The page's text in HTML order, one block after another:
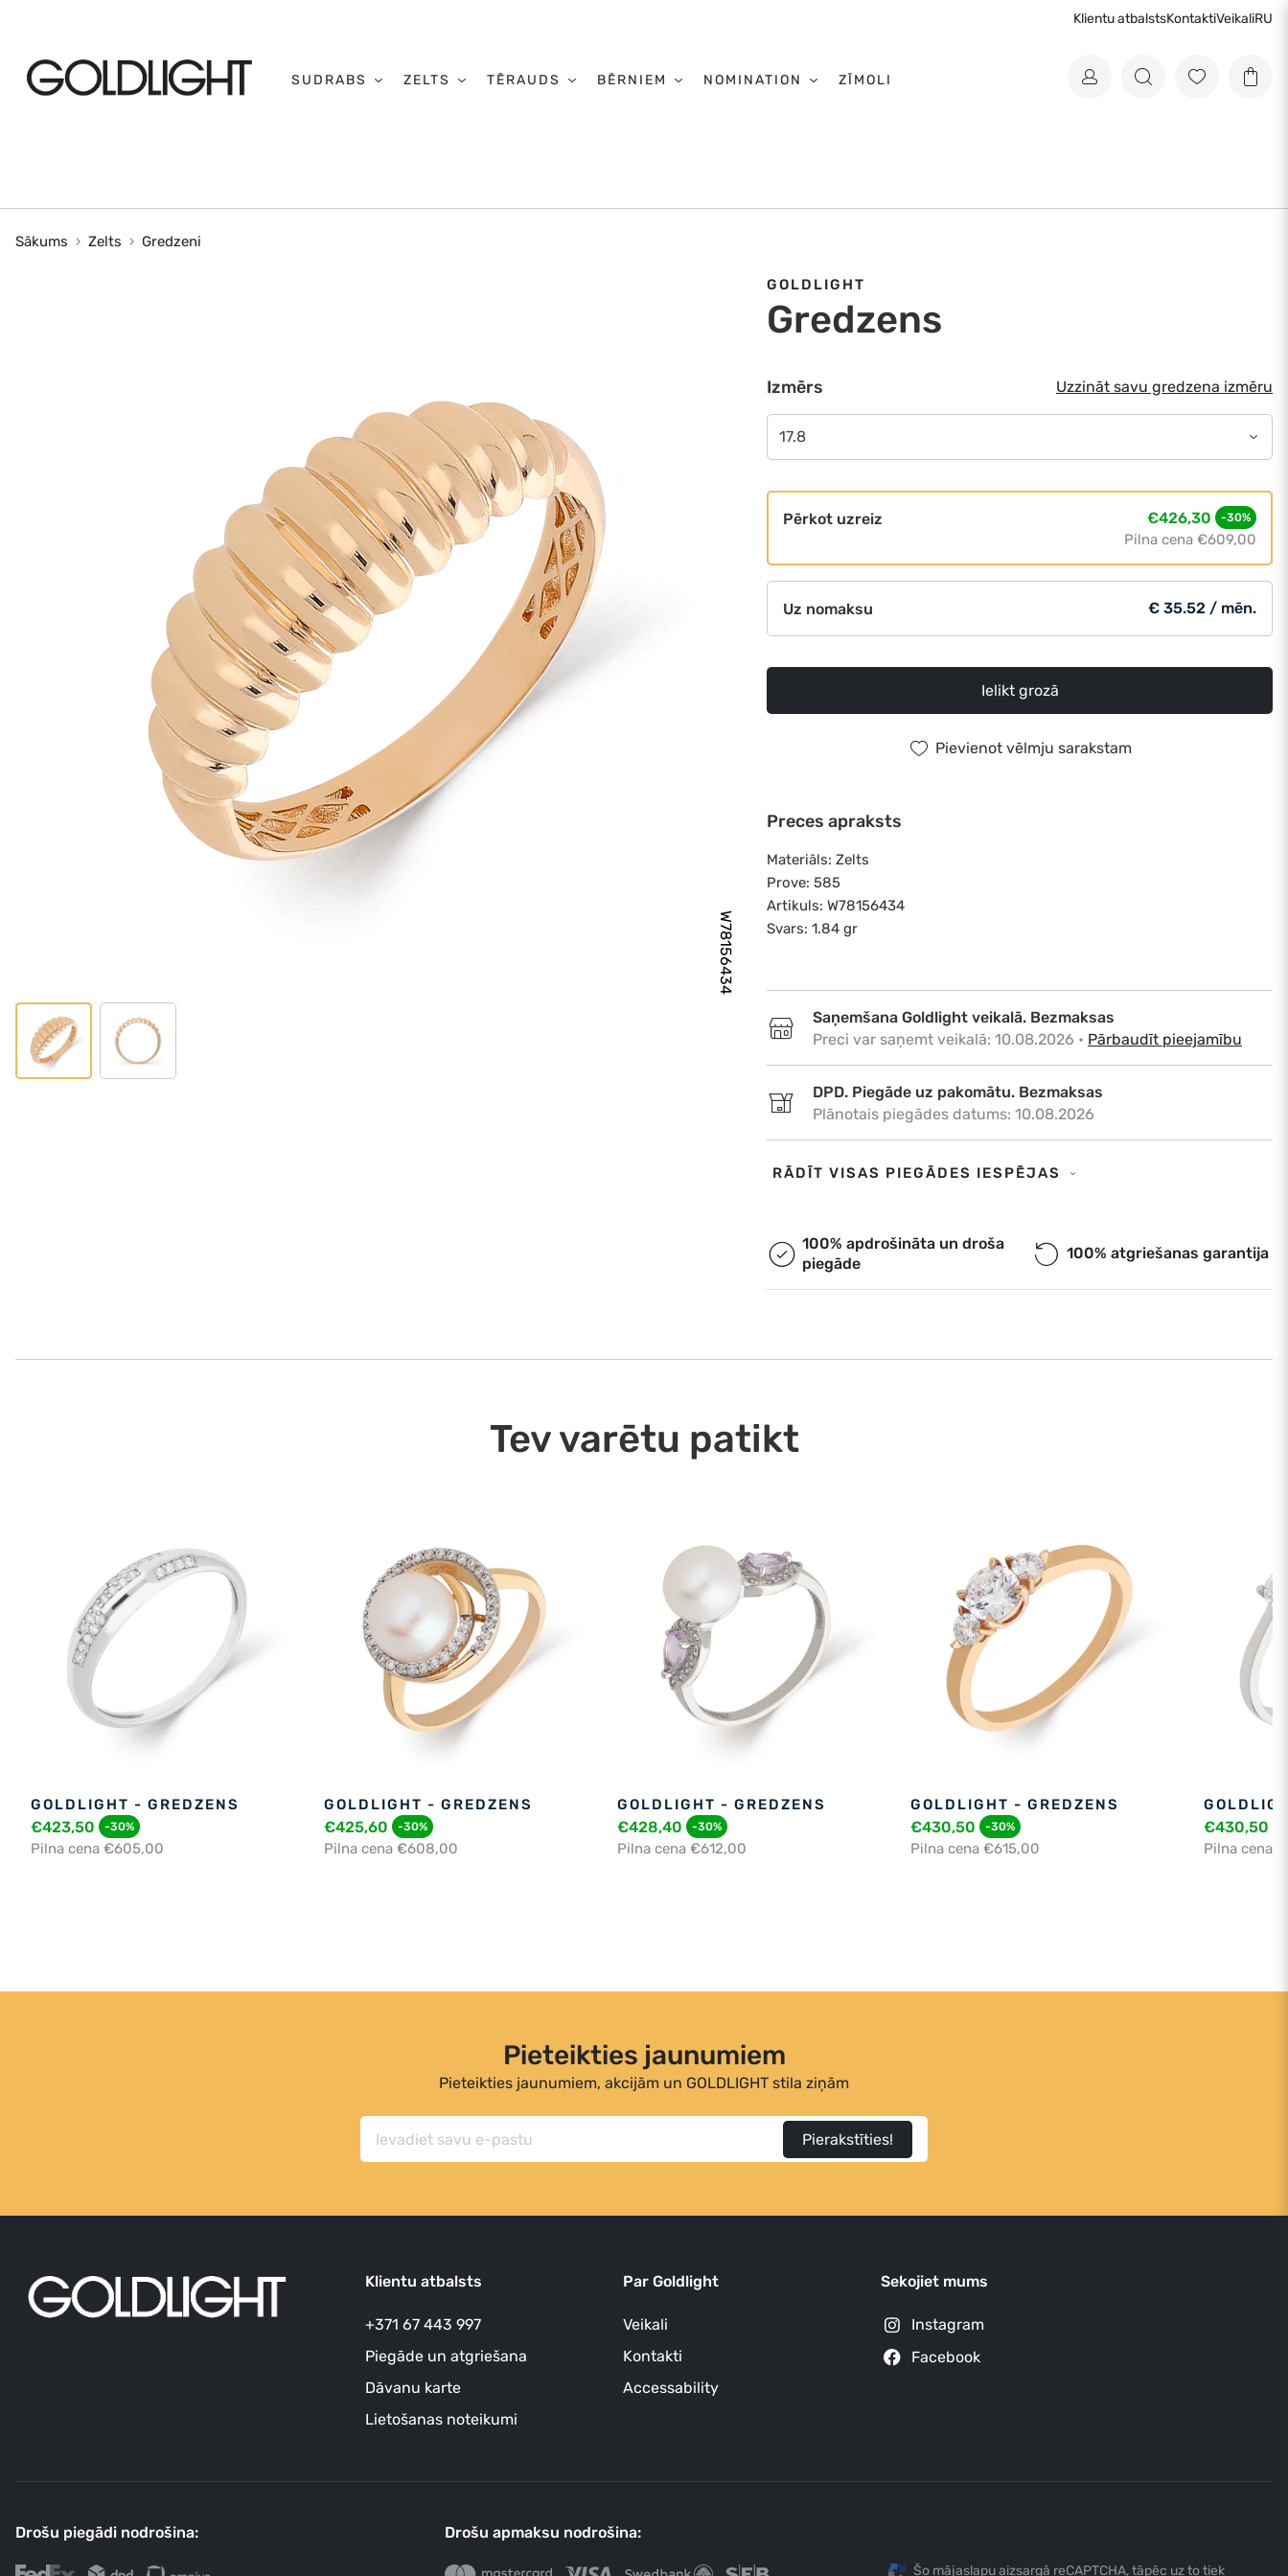
Klientu atbalstsKontaktiVeikaliRU
SUDRABS ZELTS TĒRAUDS BĒRNIEM NOMINATION ZĪMOLI
Sākums Zelts Gredzeni
W78156434
GOLDLIGHT
Gredzens
Izmērs Uzzināt savu gredzena izmēru
17.8
Pērkot uzreiz €426,30 -30%
Pilna cena €609,00
Uz nomaksu € 35.52 / mēn.
Ielikt grozā
Pievienot vēlmju sarakstam
Preces apraksts
Materiāls: Zelts
Prove: 585
Artikuls: W78156434
Svars: 1.84 gr
Saņemšana Goldlight veikalā. Bezmaksas
Preci var saņemt veikalā: 10.08.2026 • Pārbaudīt pieejamību
DPD. Piegāde uz pakomātu. Bezmaksas
Plānotais piegādes datums: 10.08.2026
DPD. Piegāde uz adresi. €6,50
Omniva. Piegāde uz pakomātu. Bezmaksas
Plānotais piegādes datums: 10.08.2026
10.08.2026
RĀDĪT VISAS PIEGĀDES IESPĒJAS
100% apdrošināta un droša
piegāde
100% atgriešanas garantija
Tev varētu patikt
GOLDLIGHT - GREDZENS
€423,50 -30%
Pilna cena €605,00
GOLDLIGHT - GREDZENS
€425,60 -30%
Pilna cena €608,00
GOLDLIGHT - GREDZENS
€428,40 -30%
Pilna cena €612,00
GOLDLIGHT - GREDZENS
€430,50 -30%
Pilna cena €615,00
€430,50
Pilna cena
Pieteikties jaunumiem
Pieteikties jaunumiem, akcijām un GOLDLIGHT stila ziņām
Pierakstīties!
Klientu atbalsts
+371 67 443 997
Piegāde un atgriešana
Dāvanu karte
Lietošanas noteikumi
Par Goldlight
Veikali
Kontakti
Accessability
Sekojiet mums
Instagram
Facebook
Drošu piegādi nodrošina: Drošu apmaksu nodrošina:
Šo mājaslapu aizsargā reCAPTCHA, tāpēc uz to tiek